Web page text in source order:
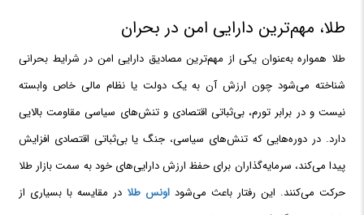
طلا، مهم‌ترین دارایی امن در بحران‌
طلا همواره به‌عنوان یکی از مهم‌ترین مصادیق دارایی امن در شرایط بحرانی
شناخته می‌شود چون ارزش آن به یک دولت یا نظام مالی خاص وابسته
نیست و در برابر تورم، بی‌ثباتی اقتصادی و تنش‌های سیاسی مقاومت بالایی
دارد. در دوره‌هایی که تنش‌های سیاسی، جنگ یا بی‌ثباتی اقتصادی افزایش
پیدا می‌کند، سرمایه‌گذاران برای حفظ ارزش دارایی‌های خود به سمت بازار طلا
حرکت می‌کنند. این رفتار باعث می‌شود اونس طلا در مقایسه با بسیاری از